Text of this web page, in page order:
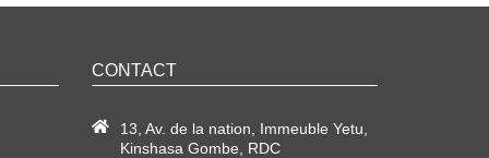
CONTACT
13, Av. de la nation, Immeuble Yetu,
Kinshasa Gombe, RDC